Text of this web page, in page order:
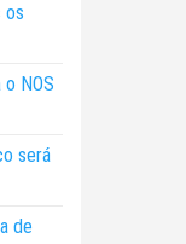
os
NOS
será
de